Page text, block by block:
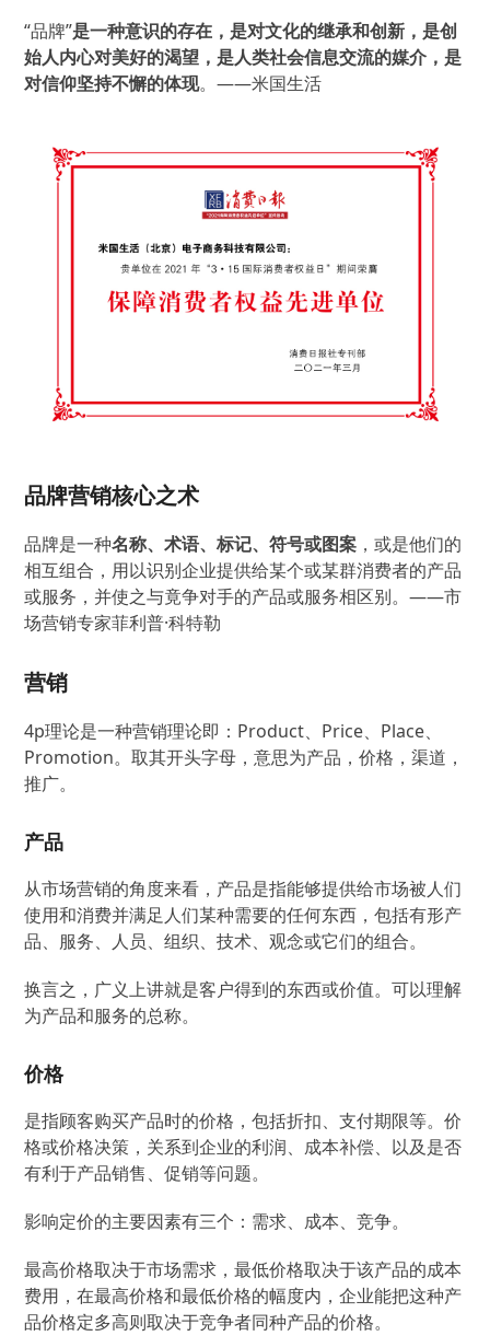
“品牌”是一种意识的存在，是对文化的继承和创新，是创
始人内心对美好的渴望，是人类社会信息交流的媒介，是
对信仰坚持不懈的体现。——米国生活
品牌营销核心之术
品牌是一种名称、术语、标记、符号或图案 ，或是他们的
相互组合，用以识别企业提供给某个或某群消费者的产品
或服务，并使之与竟争对手的产品或服务相区别。——市
场营销专家菲利普·科特勒
营销
4p理论是一种营销理论即：Product、Price、Place、
Promotion。取其开头字母，意思为产品，价格，渠道，
推广。
产品
从市场营销的角度来看，产品是指能够提供给市场被人们
使用和消费并满足人们某种需要的任何东西，包括有形产
品、服务、人员、组织、技术、观念或它们的组合。
换言之，广义上讲就是客户得到的东西或价值。可以理解
为产品和服务的总称。
价格
是指顾客购买产品时的价格，包括折扣、支付期限等。价
格或价格决策，关系到企业的利润、成本补偿、以及是否
有利于产品销售、促销等问题。
影响定价的主要因素有三个：需求、成本、竞争。
最高价格取决于市场需求，最低价格取决于该产品的成本
费用，在最高价格和最低价格的幅度内，企业能把这种产
品价格定多高则取决于竞争者同种产品的价格。